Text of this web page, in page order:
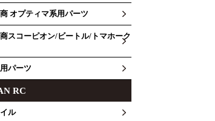
オプティマ系用パーツ
スコーピオン/ビートル/トマホーク
パーツ
RC
ル